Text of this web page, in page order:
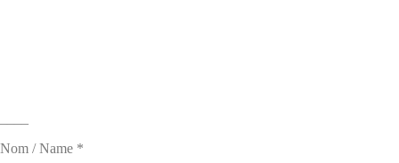
Nom / Name *